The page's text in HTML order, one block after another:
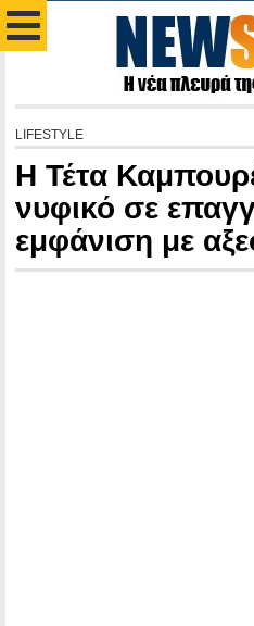
LIFESTYLE
Η Τέτα
νυφικό σε
εμφάνιση με